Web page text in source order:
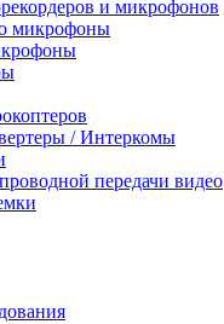
и микрофонов
микрофоны
/ Интеркомы
передачи видео